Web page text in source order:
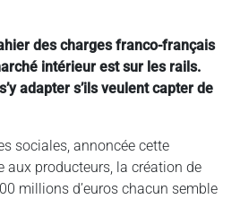
des charges franco-français
intérieur est sur les rails.
adapter s’ils veulent capter de
sociales, annoncée cette
aux producteurs, la création de
millions d’euros chacun semble